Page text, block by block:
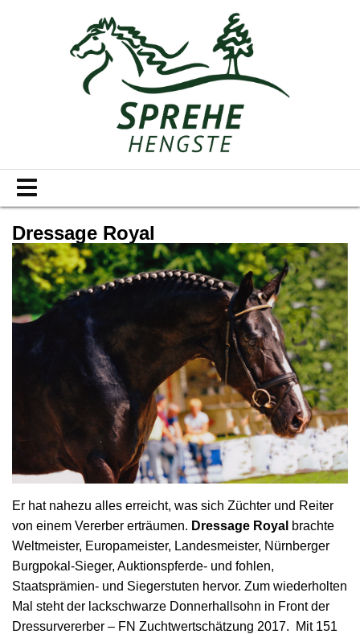
Dressage Royal
Er hat nahezu alles erreicht, was sich Züchter und Reiter
von einem Vererber erträumen. Dressage Royal brachte
Weltmeister, Europameister, Landesmeister, Nürnberger
Burgpokal-Sieger, Auktionspferde- und fohlen,
Staatsprämien- und Siegerstuten hervor. Zum wiederholten
Mal steht der lackschwarze Donnerhallsohn in Front der
Dressurvererber – FN Zuchtwertschätzung 2017. Mit 151